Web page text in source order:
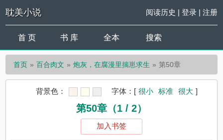
耽美小说 阅读历史 | 登录| 注册
首 页 书 库 全本 搜索
首页 百合肉文 炮灰，在腐漫里揣崽求生 第50章
背景色： 字体： [ 很小 标准 很大 ]
第50章（1 / 2）
加入书签